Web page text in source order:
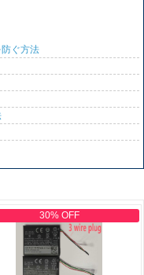
ぐ方法
30% OFF